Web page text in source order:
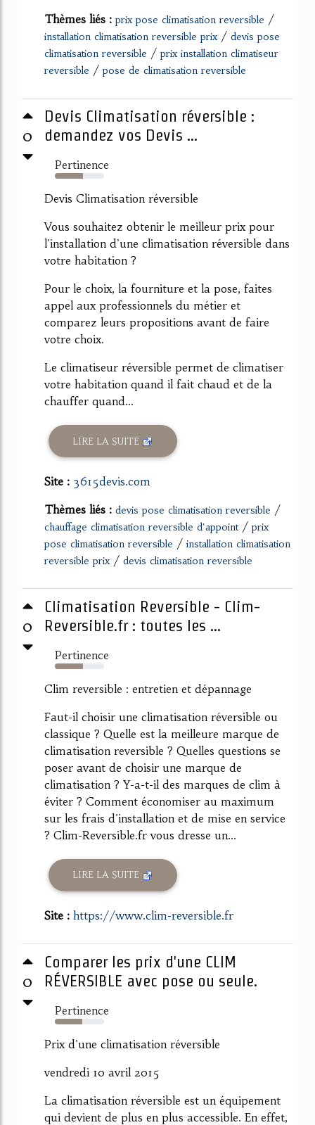
Thèmes liés : prix pose climatisation reversible /
installation climatisation reversible prix/ devis pose
climatisation reversible / prix installation climatiseur
reversible / pose de climatisation reversible
0
Devis Climatisation réversible :
demandez vos Devis ...
Pertinence
57%
Devis Climatisation réversible
Vous souhaitez obtenir le meilleur prix pour
l'installation d'une climatisation réversible dans
votre habitation ?
Pour le choix, la fourniture et la pose, faites
appel aux professionnels du métier et
comparez leurs propositions avant de faire
votre choix.
Le climatiseur réversible permet de climatiser
votre habitation quand il fait chaud et de la
chauffer quand...
LIRE LA SUITE
Site : 3615devis.com
Thèmes liés : devis pose climatisation reversible /
chauffage climatisation reversible d'appoint/ prix
pose climatisation reversible / installation climatisation
reversible prix/ devis climatisation reversible
0
Climatisation Reversible - Clim-
Reversible.fr : toutes les ...
Pertinence
57%
Clim reversible : entretien et dépannage
Faut-il choisir une climatisation réversible ou
classique ? Quelle est la meilleure marque de
climatisation reversible ? Quelles questions se
poser avant de choisir une marque de
climatisation ? Y-a-t-il des marques de clim à
éviter ? Comment économiser au maximum
sur les frais d'installation et de mise en service
? Clim-Reversible.fr vous dresse un...
LIRE LA SUITE
Site : https://www.clim-reversible.fr
0
Comparer les prix d'une CLIM
RÉVERSIBLE avec pose ou seule.
Pertinence
55%
Prix d'une climatisation réversible
vendredi 10 avril 2015
La climatisation réversible est un équipement
qui devient de plus en plus accessible. En effet,